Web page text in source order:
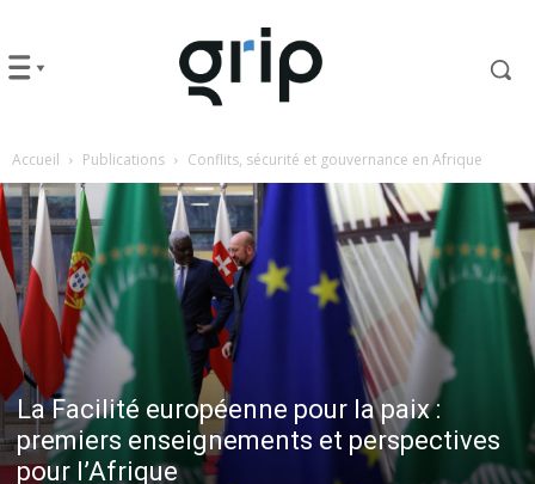
Accueil Publications Conflits, sécurité et gouvernance en Afrique
La Facilité européenne pour la paix :
premiers enseignements et perspectives
pour l’Afrique